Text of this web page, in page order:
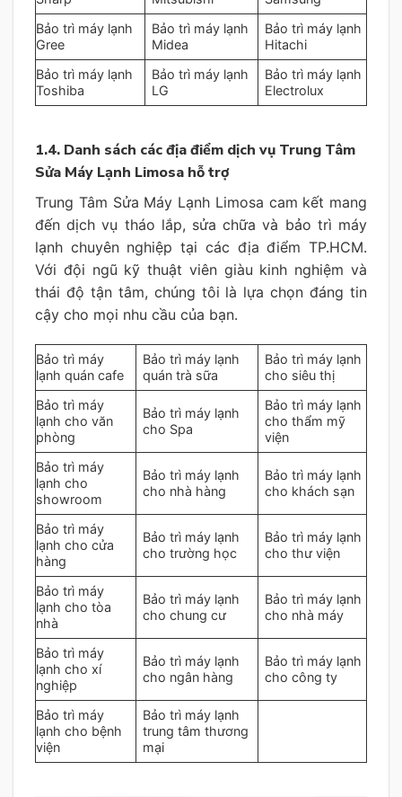
Bảo trì máy lạnh
Gree
Bảo trì máy lạnh
Midea
Bảo trì máy lạnh
Hitachi
Bảo trì máy lạnh
Toshiba
Bảo trì máy lạnh
LG
Bảo trì máy lạnh
Electrolux
1.4. Danh sách các địa điểm dịch vụ Trung Tâm
Sửa Máy Lạnh Limosa hỗ trợ
Trung Tâm Sửa Máy Lạnh Limosa cam kết mang
đến dịch vụ tháo lắp, sửa chữa và bảo trì máy
lạnh chuyên nghiệp tại các địa điểm TP.HCM.
Với đội ngũ kỹ thuật viên giàu kinh nghiệm và
thái độ tận tâm, chúng tôi là lựa chọn đáng tin
cậy cho mọi nhu cầu của bạn.
Bảo trì máy
lạnh quán cafe
Bảo trì máy lạnh
quán trà sữa
Bảo trì máy lạnh
cho siêu thị
Bảo trì máy
lạnh cho văn
phòng
Bảo trì máy lạnh
cho Spa
Bảo trì máy lạnh
cho thẩm mỹ
viện
Bảo trì máy
lạnh cho
showroom
Bảo trì máy lạnh
cho nhà hàng
Bảo trì máy lạnh
cho khách sạn
Bảo trì máy
lạnh cho cửa
hàng
Bảo trì máy lạnh
cho trường học
Bảo trì máy lạnh
cho thư viện
Bảo trì máy
lạnh cho tòa
nhà
Bảo trì máy lạnh
cho chung cư
Bảo trì máy lạnh
cho nhà máy
Bảo trì máy
lạnh cho xí
nghiệp
Bảo trì máy lạnh
cho ngân hàng
Bảo trì máy lạnh
cho công ty
Bảo trì máy
lạnh cho bệnh
viện
Bảo trì máy lạnh
trung tâm thương
mại